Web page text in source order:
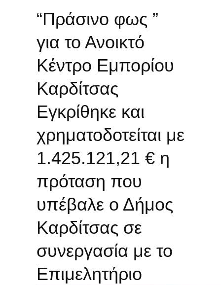
“Πράσινο φως ”
για το Ανοικτό
Κέντρο Εμπορίου
Καρδίτσας
Εγκρίθηκε και
χρηματοδοτείται με
1.425.121,21 € η
πρόταση που
υπέβαλε ο Δήμος
Καρδίτσας σε
συνεργασία με το
Επιμελητήριο